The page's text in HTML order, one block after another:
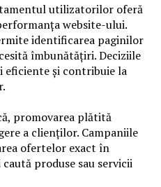
utilizatorilor oferă
website-ului.
identificarea paginilor
îmbunătățiri. Deciziile
eficiente și contribuie la
promovarea plătită
a clienților. Campaniile
ofertelor exact în
produse sau servicii